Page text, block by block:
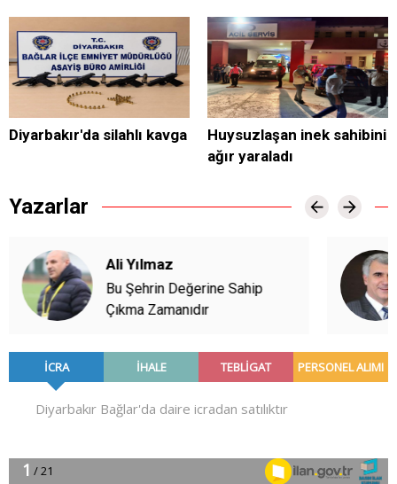
Diyarbakır'da silahlı kavga
Huysuzlaşan inek sahibini
ağır yaraladı
Yazarlar
Ali Yılmaz
Bu Şehrin Değerine Sahip
Çıkma Zamanıdır